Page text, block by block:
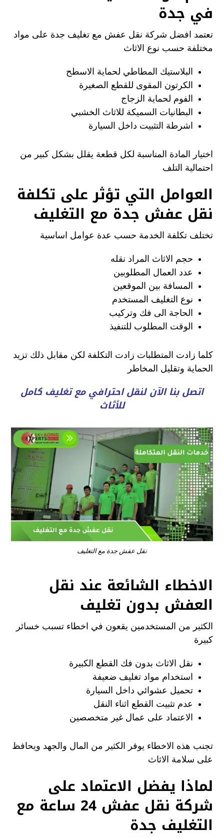
في جدة
تعتمد افضل شركة نقل عفش مع تغليف جدة على مواد
مختلفة حسب نوع الاثاث
البلاستيك المطاطي لحماية الاسطح
الكرتون المقوى للقطع الصغيرة
الفوم لحماية الزجاج
البطانيات السميكة للاثاث الخشبي
اشرطة التثبيت داخل السيارة
اختيار المادة المناسبة لكل قطعة يقلل بشكل كبير من
احتمالية التلف
العوامل التي تؤثر على تكلفة
نقل عفش جدة مع التغليف
تختلف تكلفة الخدمة حسب عدة عوامل اساسية
حجم الاثاث المراد نقله
عدد العمال المطلوبين
المسافة بين الموقعين
نوع التغليف المستخدم
الحاجة الى فك وتركيب
الوقت المطلوب للتنفيذ
كلما زادت المتطلبات زادت التكلفة لكن مقابل ذلك تزيد
الحماية وتقليل المخاطر
اتصل بنا الآن لنقل احترافي مع تغليف كامل
للأثاث
نقل عفش جدة مع التغليف
الاخطاء الشائعة عند نقل
العفش بدون تغليف
الكثير من المستخدمين يقعون في اخطاء تسبب خسائر
كبيرة
نقل الاثاث بدون فك القطع الكبيرة
استخدام مواد تغليف ضعيفة
تحميل عشوائي داخل السيارة
عدم تثبيت القطع اثناء النقل
الاعتماد على عمال غير متخصصين
تجنب هذه الاخطاء يوفر الكثير من المال والجهد ويحافظ
على سلامة الاثاث
لماذا يفضل الاعتماد على
شركة نقل عفش 24 ساعة مع
التغليف جدة